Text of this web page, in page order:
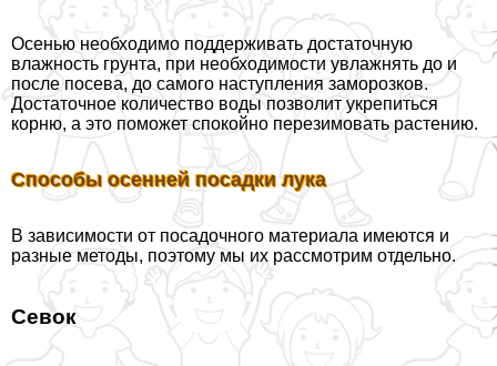
Осенью необходимо поддерживать достаточную
влажность грунта, при необходимости увлажнять до и
после посева, до самого наступления заморозков.
Достаточное количество воды позволит укрепиться
корню, а это поможет спокойно перезимовать растению.
Способы осенней посадки лука
В зависимости от посадочного материала имеются и
разные методы, поэтому мы их рассмотрим отдельно.
Севок